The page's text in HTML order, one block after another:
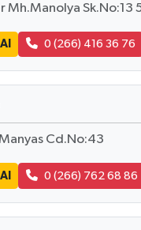
Sk.No:13
0 (266) 416 36 76
Cd.No:43
0 (266) 762 68 86